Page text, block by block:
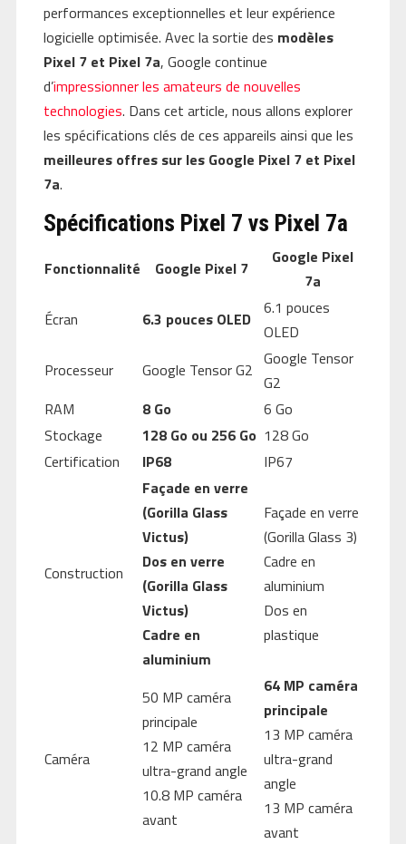
performances exceptionnelles et leur expérience
logicielle optimisée. Avec la sortie des modèles
Pixel 7 et Pixel 7a, Google continue
d’impressionner les amateurs de nouvelles
technologies. Dans cet article, nous allons explorer
les spécifications clés de ces appareils ainsi que les
meilleures offres sur les Google Pixel 7 et Pixel
7a.
Spécifications Pixel 7 vs Pixel 7a
Fonctionnalité Google Pixel 7
Google Pixel
7a
Écran
6.3 pouces OLED
6.1 pouces
OLED
Processeur
Google Tensor G2
Google Tensor
G2
RAM
8 Go
6 Go
Stockage
128 Go ou 256 Go 128 Go
Certification
IP68 IP67
Construction
Façade en verre
(Gorilla Glass
Victus)
Dos en verre
(Gorilla Glass
Victus)
Cadre en
aluminium
Façade en verre
(Gorilla Glass 3)
Cadre en
aluminium
Dos en
plastique
Caméra
50 MP caméra
principale
12 MP caméra
ultra-grand angle
10.8 MP caméra
avant
64 MP caméra
principale
13 MP caméra
ultra-grand
angle
13 MP caméra
avant